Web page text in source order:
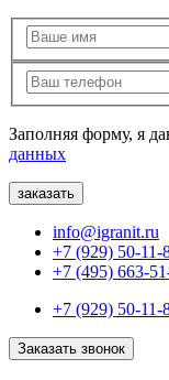
Заполняя форму, я
данных
info@igranit.ru
+7 (929) 50-11-
+7 (495) 663-
+7 (929) 50-11-
Заказать звонок